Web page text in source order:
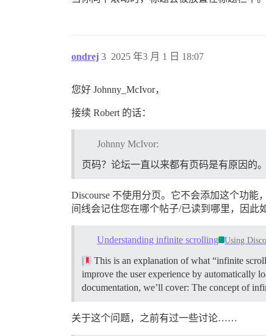
ondrej 2025 年3 月 1 日 18:07
3
您好 Johnny_McIvor，
接续 Robert 的话：
Johnny McIvor:
页码？论坛一直以来都有页码是有原因的。
Discourse 不使用分页。它不会添加这个功
间线会记住您在哪个帖子/已读到哪里，因此
Understanding infinite scrolling Using
This is an explanation of what “infinite
improve the user experience by automatically
documentation, we’ll cover: The concept of
关于这个问题，之前有过一些讨论……